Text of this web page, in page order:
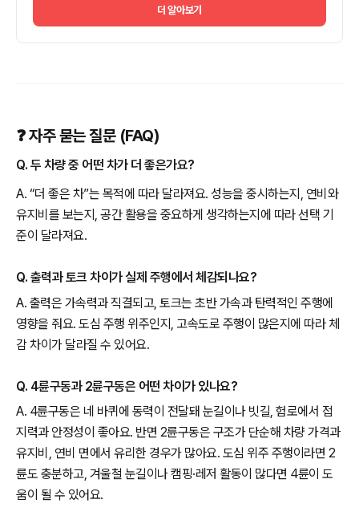
더 알아보기
❓ 자주 묻는 질문 (FAQ)
Q. 두 차량 중 어떤 차가 더 좋은가요?
A. “더 좋은 차”는 목적에 따라 달라져요. 성능을 중시하는지, 연비와
유지비를 보는지, 공간 활용을 중요하게 생각하는지에 따라 선택 기
준이 달라져요.
Q. 출력과 토크 차이가 실제 주행에서 체감되나요?
A. 출력은 가속력과 직결되고, 토크는 초반 가속과 탄력적인 주행에
영향을 줘요. 도심 주행 위주인지, 고속도로 주행이 많은지에 따라 체
감 차이가 달라질 수 있어요.
Q. 4륜구동과 2륜구동은 어떤 차이가 있나요?
A. 4륜구동은 네 바퀴에 동력이 전달돼 눈길이나 빗길, 험로에서 접
지력과 안정성이 좋아요. 반면 2륜구동은 구조가 단순해 차량 가격과
유지비, 연비 면에서 유리한 경우가 많아요. 도심 위주 주행이라면 2
륜도 충분하고, 겨울철 눈길이나 캠핑·레저 활동이 많다면 4륜이 도
움이 될 수 있어요.